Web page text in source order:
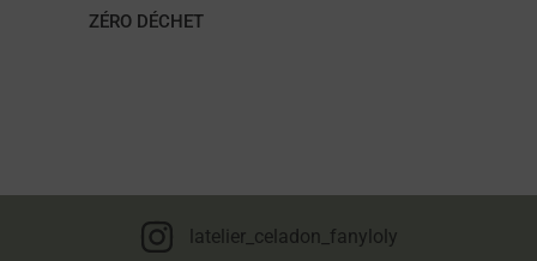
ZÉRO DÉCHET
latelier_celadon_fanyloly